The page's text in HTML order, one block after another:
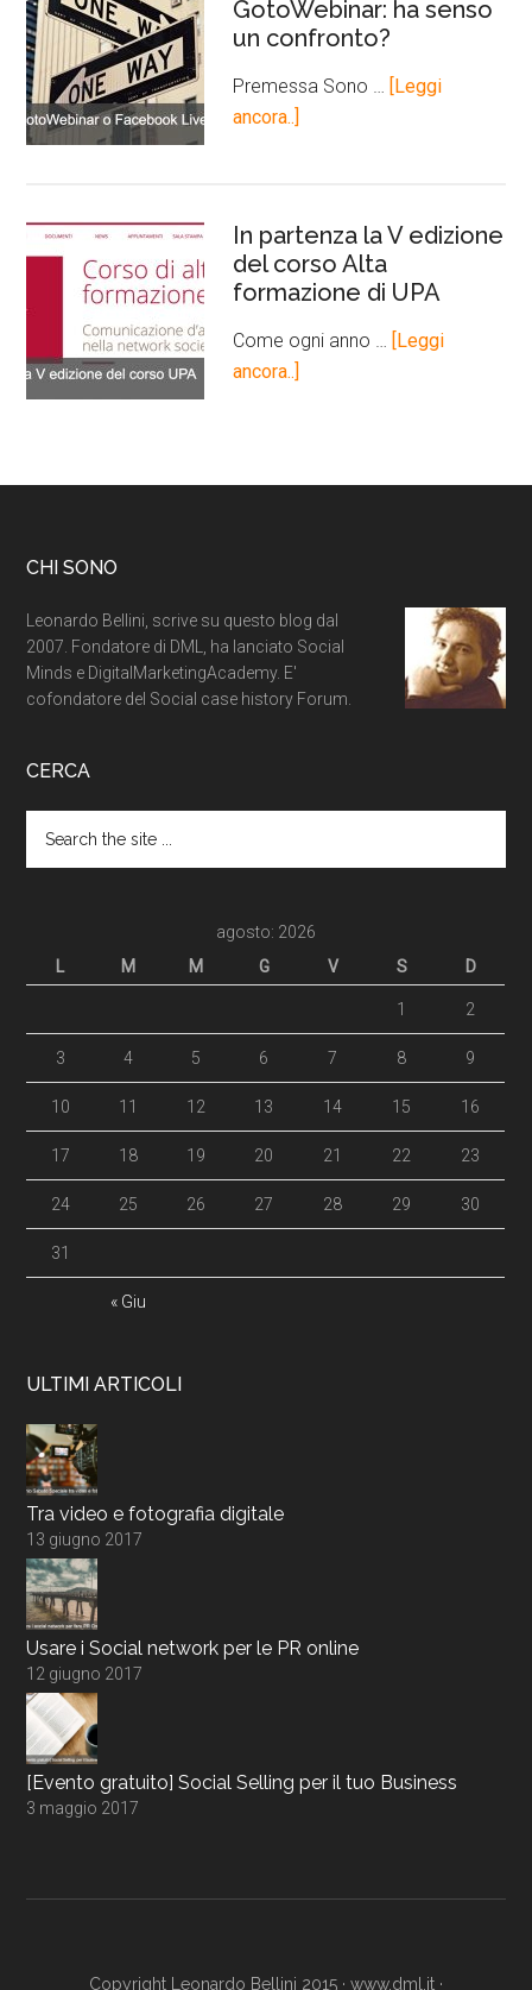
GotoWebinar: ha senso
un confronto?
Premessa Sono …
[Leggi
ancora..]
In partenza la V edizione
del corso Alta
formazione di UPA
Come ogni anno …
[Leggi
ancora..]
CHI SONO
Leonardo Bellini, scrive su questo blog dal
2007. Fondatore di DML, ha lanciato Social
Minds e DigitalMarketingAcademy. E'
cofondatore del Social case history Forum.
CERCA
agosto: 2026
L
M M G V S D
« Giu
1 2
3 4 5 6 7 8 9
10 11 12 13 14 15 16
17 18 19 20 21 22 23
24 25 26 27 28 29 30
31
ULTIMI ARTICOLI
Tra video e fotografia digitale
13 giugno 2017
Usare i Social network per le PR online
12 giugno 2017
[Evento gratuito] Social Selling per il tuo Business
3 maggio 2017
Copyright Leonardo Bellini 2015 · www.dml.it ·